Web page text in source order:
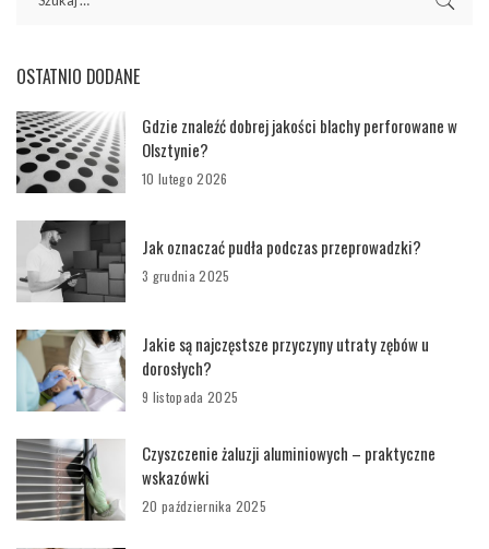
OSTATNIO DODANE
Gdzie znaleźć dobrej jakości blachy perforowane w
Olsztynie?
10 lutego 2026
Jak oznaczać pudła podczas przeprowadzki?
3 grudnia 2025
Jakie są najczęstsze przyczyny utraty zębów u
dorosłych?
9 listopada 2025
Czyszczenie żaluzji aluminiowych – praktyczne
wskazówki
20 października 2025